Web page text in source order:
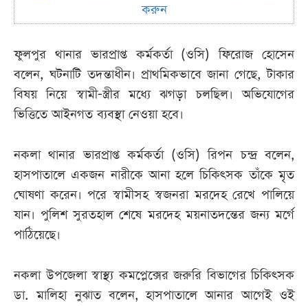
করুন
ফুলপুর থানার ভারপ্রাপ্ত কর্মকর্তা (ওসি) ফিরোজ হোসেন
বলেন, ঘটনাটি তদন্তাধীন। প্রাথমিকভাবে জানা গেছে, টাকার
বিষয় নিয়ে স্বামী-স্ত্রীর মধ্যে ঝগড়া চলছিল। অভিযোগের
ভিত্তিতে আইনগত ব্যবস্থা নেওয়া হবে।
নকলা থানার ভারপ্রাপ্ত কর্মকর্তা (ওসি) রিপন চন্দ্র বলেন,
হাসপাতালে একজন নারীকে আনা হলে চিকিৎসক তাঁকে মৃত
ঘোষণা করেন। পরে স্বামীসহ স্বজনরা মরদেহ রেখে পালিয়ে
যান। পুলিশ সুরতহাল শেষে মরদেহ ময়নাতদন্তের জন্য মর্গে
পাঠিয়েছে।
নকলা উপজেলা স্বাস্থ্য কমপ্লেক্সের জরুরি বিভাগের চিকিৎসক
ডা. মালিহা নুঝাত বলেন, হাসপাতালে আনার আগেই ওই